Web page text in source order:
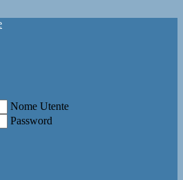
Nome Utente
Password